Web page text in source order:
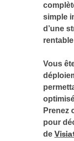
simple
d’une
Vous
Prenez
pour
de